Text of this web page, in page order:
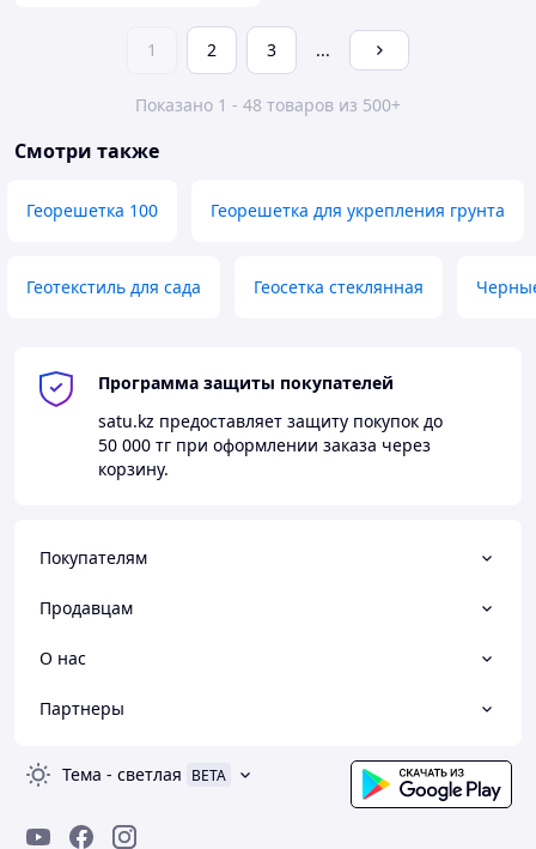
1 2 3 ...
Показано 1 - 48 товаров из 500+
Смотри также
Георешетка 100 Георешетка для укрепления грунта
Геотекстиль для сада Геосетка стеклянная
Программа защиты покупателей
satu.kz предоставляет защиту покупок до
50 000 тг при оформлении заказа через
корзину.
Покупателям
Продавцам
О нас
Партнеры
Тема - светлая BETA